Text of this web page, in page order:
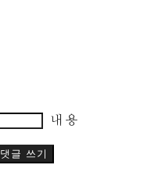
내용
댓글 쓰기